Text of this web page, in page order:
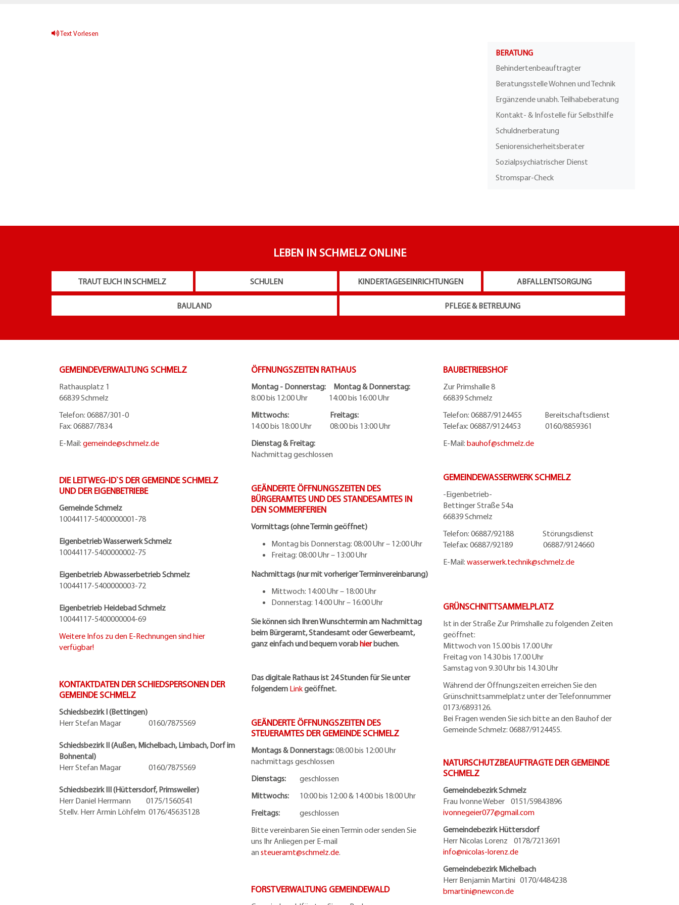
Text Vorlesen
BERATUNG
Behindertenbeauftragter
Beratungsstelle Wohnen und Technik
Ergänzende unabh. Teilhabeberatung
Kontakt- & Infostelle für Selbsthilfe
Schuldnerberatung
Seniorensicherheitsberater
Sozialpsychiatrischer Dienst
Stromspar-Check
LEBEN IN SCHMELZ ONLINE
TRAUT EUCH IN SCHMELZ SCHULEN KINDERTAGESEINRICHTUNGEN ABFALLENTSORGUNG
BAULAND PFLEGE & BETREUUNG
GEMEINDEVERWALTUNG SCHMELZ
Rathausplatz 1
66839 Schmelz
Telefon: 06887/301-0
Fax: 06887/7834
E-Mail: gemeinde@schmelz.de
DIE LEITWEG-ID`S DER GEMEINDE SCHMELZ
UND DER EIGENBETRIEBE
Gemeinde Schmelz
10044117-5400000001-78
Eigenbetrieb Wasserwerk Schmelz
10044117-5400000002-75
Eigenbetrieb Abwasserbetrieb Schmelz
10044117-5400000003-72
Eigenbetrieb Heidebad Schmelz
10044117-5400000004-69
Weitere Infos zu den E-Rechnungen sind hier
verfügbar!
KONTAKTDATEN DER SCHIEDSPERSONEN DER
GEMEINDE SCHMELZ
Schiedsbezirk I (Bettingen)
Herr Stefan Magar 0160/7875569
Schiedsbezirk II (Außen, Michelbach, Limbach, Dorf im
Bohnental)
Herr Stefan Magar 0160/7875569
Schiedsbezirk III (Hüttersdorf, Primsweiler)
Herr Daniel Herrmann 0175/1560541
Stellv. Herr Armin Löhfelm 0176/45635128
ÖFFNUNGSZEITEN RATHAUS
Montag - Donnerstag: Montag & Donnerstag:
8:00 bis 12:00 Uhr 14:00 bis 16:00 Uhr
Mittwochs: Freitags:
14:00 bis 18:00 Uhr 08:00 bis 13:00 Uhr
Dienstag & Freitag:
Nachmittag geschlossen
GEÄNDERTE ÖFFNUNGSZEITEN DES
BÜRGERAMTES UND DES STANDESAMTES IN
DEN SOMMERFERIEN
Vormittags (ohne Termin geöffnet)
Montag bis Donnerstag: 08:00 Uhr – 12:00 Uhr
Freitag: 08:00 Uhr – 13:00 Uhr
Nachmittags (nur mit vorheriger Terminvereinbarung)
Mittwoch: 14:00 Uhr – 18:00 Uhr
Donnerstag: 14:00 Uhr – 16:00 Uhr
Sie können sich Ihren Wunschtermin am Nachmittag
beim Bürgeramt, Standesamt oder Gewerbeamt,
ganz einfach und bequem vorabhierbuchen.
Das digitale Rathaus ist 24 Stunden für Sie unter
folgendem Linkgeöffnet.
GEÄNDERTE ÖFFNUNGSZEITEN DES
STEUERAMTES DER GEMEINDE SCHMELZ
Montags & Donnerstags:08:00 bis 12:00 Uhr
nachmittags geschlossen
Dienstags:
geschlossen
Mittwochs:
10:00 bis 12:00 & 14:00 bis 18:00 Uhr
Freitags:
geschlossen
Bitte vereinbaren Sie einen Termin oder senden Sie
uns Ihr Anliegen per E-mail
an steueramt@schmelz.de.
FORSTVERWALTUNG GEMEINDEWALD
BAUBETRIEBSHOF
Zur Primshalle 8
66839 Schmelz
Telefon: 06887/9124455 Bereitschaftsdienst
Telefax: 06887/9124453 0160/8859361
E-Mail: bauhof@schmelz.de
GEMEINDEWASSERWERK SCHMELZ
-Eigenbetrieb-
Bettinger Straße 54a
66839 Schmelz
Telefon: 06887/92188 Störungsdienst
Telefax: 06887/92189 06887/9124660
E-Mail: wasserwerk.technik@schmelz.de
GRÜNSCHNITTSAMMELPLATZ
Ist in der Straße Zur Primshalle zu folgenden Zeiten
geöffnet:
Mittwoch von 15.00 bis 17.00 Uhr
Freitag von 14.30 bis 17.00 Uhr
Samstag von 9.30 Uhr bis 14.30 Uhr
Während der Öffnungszeiten erreichen Sie den
Grünschnittsammelplatz unter der Telefonnummer
0173/6893126.
Bei Fragen wenden Sie sich bitte an den Bauhof der
Gemeinde Schmelz: 06887/9124455.
NATURSCHUTZBEAUFTRAGTE DER GEMEINDE
SCHMELZ
Gemeindebezirk Schmelz
Frau Ivonne Weber 0151/59843896
ivonnegeier077@gmail.com
Gemeindebezirk Hüttersdorf
Herr Nicolas Lorenz 0178/7213691
info@nicolas-lorenz.de
Gemeindebezirk Michelbach
Herr Benjamin Martini 0170/4484238
bmartini@newcon.de